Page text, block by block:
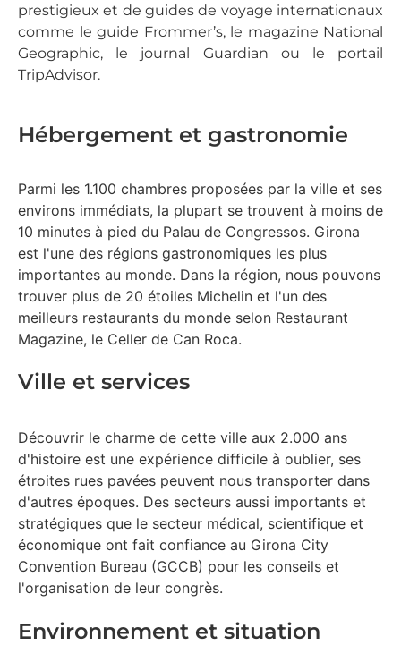
prestigieux et de guides de voyage internationaux
comme le guide Frommer’s, le magazine National
Geographic, le journal Guardian ou le portail
TripAdvisor.
Hébergement et gastronomie
Parmi les 1.100 chambres proposées par la ville et ses
environs immédiats, la plupart se trouvent à moins de
10 minutes à pied du Palau de Congressos. Girona
est l'une des régions gastronomiques les plus
importantes au monde. Dans la région, nous pouvons
trouver plus de 20 étoiles Michelin et l'un des
meilleurs restaurants du monde selon Restaurant
Magazine, le Celler de Can Roca.
Ville et services
Découvrir le charme de cette ville aux 2.000 ans
d'histoire est une expérience difficile à oublier, ses
étroites rues pavées peuvent nous transporter dans
d'autres époques. Des secteurs aussi importants et
stratégiques que le secteur médical, scientifique et
économique ont fait confiance au Girona City
Convention Bureau (GCCB) pour les conseils et
l'organisation de leur congrès.
Environnement et situation